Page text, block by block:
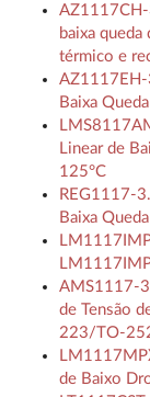
AZ1117CH-
baixa
térmico e
AZ1117EH-
Baixa
Linear de
125°C
REG1117-
Baixa
AMS1117-
de Tensão
223/TO-
de Baixo